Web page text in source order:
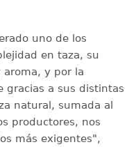
uno de los
en taza, su
y por la
gracias a sus distintas
natural, sumada al
productores, nos
más exigentes",